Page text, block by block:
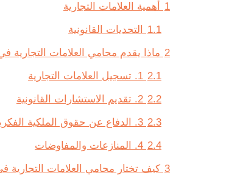
1
أهمية العلامات التجارية
1.1
التحديات القانونية
2 ماذا يقدم محامي العلامات التجارية
2.1 1. تسجيل العلامات التجارية
2.2 2. تقديم الاستشارات القانونية
2.3 3. الدفاع عن حقوق الملكية الفكرية
2.4 4. المنازعات والمفاوضات
3 كيف تختار محامي العلامات التجارية